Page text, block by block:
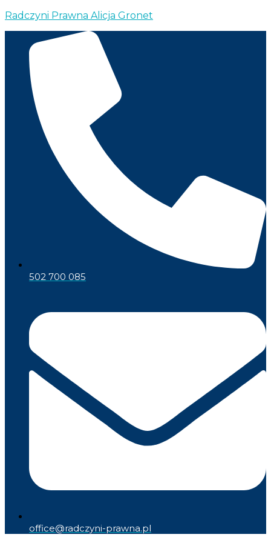
Radczyni Prawna Alicja Gronet
502 700 085
office@radczyni-prawna.pl